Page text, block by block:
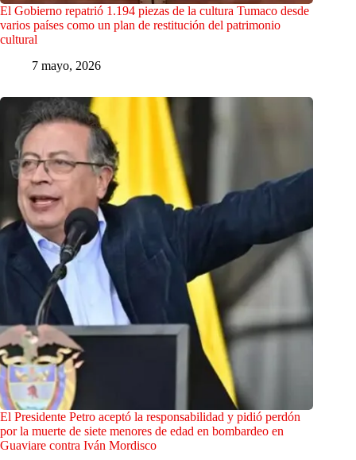
El Gobierno repatrió 1.194 piezas de la cultura Tumaco desde
varios países como un plan de restitución del patrimonio
cultural
7 mayo, 2026
El Presidente Petro aceptó la responsabilidad y pidió perdón
por la muerte de siete menores de edad en bombardeo en
Guaviare contra Iván Mordisco